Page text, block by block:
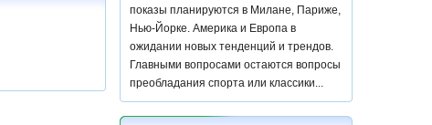
показы планируются в Милане, Париже,
Нью-Йорке. Америка и Европа в
ожидании новых тенденций и трендов.
Главными вопросами остаются вопросы
преобладания спорта или классики...